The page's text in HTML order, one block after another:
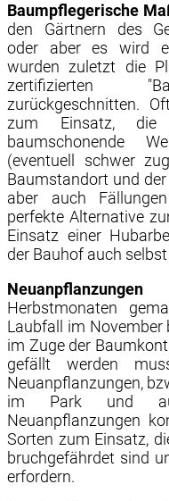
Baumpflegerische
den Gärtnern des
oder aber es wird
wurden zuletzt die
zertifizierten
zurückgeschnitten.
zum Einsatz,
baumschonende
(eventuell schwer
Baumstandort und
aber auch
perfekte Alternative
Einsatz einer
der Bauhof auch
Neuanpflanzungen
Herbstmonaten
Laubfall im November
im Zuge der
gefällt werden
Neuanpflanzungen,
im Park und
Neuanpflanzungen
Sorten zum Einsatz,
bruchgefährdet sind
erfordern.